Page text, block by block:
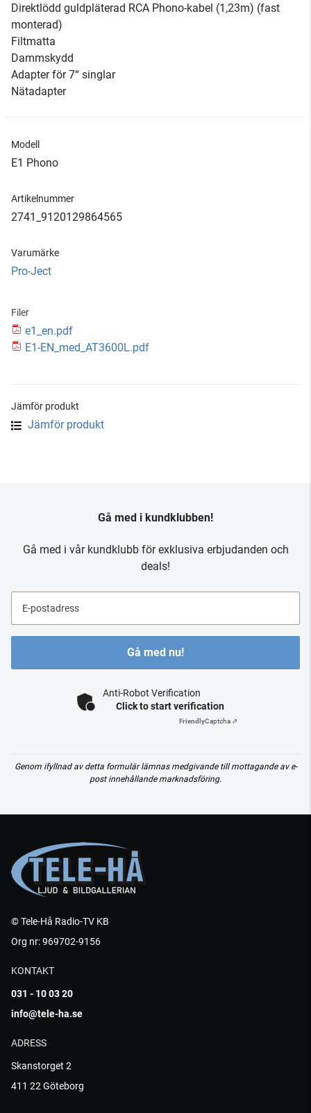
Direktlödd guldpläterad RCA Phono-kabel (1,23m) (fast
monterad)
Filtmatta
Dammskydd
Adapter för 7“ singlar
Nätadapter
Modell
E1 Phono
Artikelnummer
2741_9120129864565
Varumärke
Pro-Ject
Filer
e1_en.pdf
E1-EN_med_AT3600L.pdf
Jämför produkt
Jämför produkt
Gå med i kundklubben!
Gå med i vår kundklubb för exklusiva erbjudanden och
deals!
E-postadress
Gå med nu!
Anti-Robot Verification
Click to start verification
FriendlyCaptcha ⇗
Genom ifyllnad av detta formulär lämnas medgivande till mottagande av e-
post innehållande marknadsföring.
© Tele-Hå Radio-TV KB
Org nr: 969702-9156
KONTAKT
031 - 10 03 20
info@tele-ha.se
ADRESS
Skanstorget 2
411 22 Göteborg